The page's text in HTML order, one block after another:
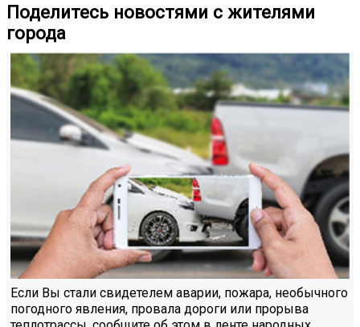
Поделитесь новостями с жителями
города
Если Вы стали свидетелем аварии, пожара, необычного
погодного явления, провала дороги или прорыва